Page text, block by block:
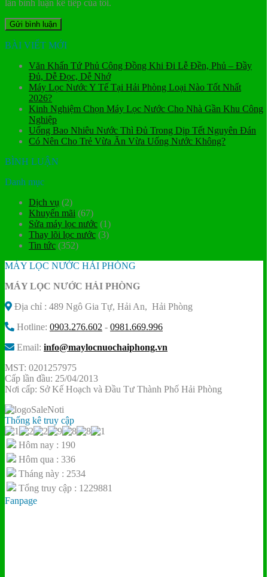
lần bình luận kế tiếp của tôi.
BÀI VIẾT MỚI
Văn Khấn Tứ Phủ Công Đồng Khi Đi Lễ Đền, Phủ – Đầy
Đủ, Dễ Đọc, Dễ Nhớ
Máy Lọc Nước Y Tế Tại Hải Phòng Loại Nào Tốt Nhất
2026?
Kinh Nghiệm Chọn Máy Lọc Nước Cho Nhà Gần Khu Công
Nghiệp
Uống Bao Nhiêu Nước Thì Đủ Trong Dịp Tết Nguyên Đán
Có Nên Cho Trẻ Vừa Ăn Vừa Uống Nước Không?
BÌNH LUẬN
Danh mục
Dịch vụ (2)
Khuyến mãi (67)
Sửa máy lọc nước (1)
Thay lõi lọc nước (3)
Tin tức (352)
MÁY LỌC NƯỚC HẢI PHÒNG
MÁY LỌC NƯỚC HẢI PHÒNG
Địa chỉ : 489 Ngô Gia Tự, Hải An, Hải Phòng
Hotline: 0903.276.602 - 0981.669.996
Email: info@maylocnuochaiphong.vn
MST: 0201257975
Cấp lần đầu: 25/04/2013
Nơi cấp: Sở Kế Hoạch và Đầu Tư Thành Phố Hải Phòng
Thống kê truy cập
Hôm nay : 190
Hôm qua : 336
Tháng này : 2534
Tổng truy cập : 1229881
Fanpage